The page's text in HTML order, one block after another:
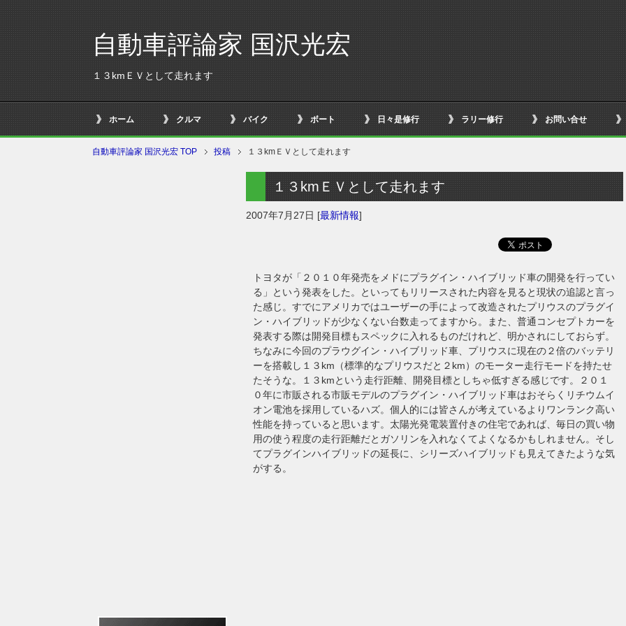
自動車評論家 国沢光宏
１３kmＥＶとして走れます
ホーム クルマ バイク ボート 日々是修行 ラリー修行 お問い合せ
自動車評論家 国沢光宏 TOP 投稿 １３kmＥＶとして走れます
１３kmＥＶとして走れます
2007年7月27日 [最新情報]
トヨタが「２０１０年発売をメドにプラグイン・ハイブリッド車の開発を行ってい
る」という発表をした。といってもリリースされた内容を見ると現状の追認と言っ
た感じ。すでにアメリカではユーザーの手によって改造されたプリウスのプラグイ
ン・ハイブリッドが少なくない台数走ってますから。また、普通コンセプトカーを
発表する際は開発目標もスペックに入れるものだけれど、明かされにしておらず。
ちなみに今回のプラウグイン・ハイブリッド車、プリウスに現在の２倍のバッテリ
ーを搭載し１３km（標準的なプリウスだと２km）のモーター走行モードを持たせ
たそうな。１３kmという走行距離、開発目標としちゃ低すぎる感じです。２０１
０年に市販される市販モデルのプラグイン・ハイブリッド車はおそらくリチウムイ
オン電池を採用しているハズ。個人的には皆さんが考えているよりワンランク高い
性能を持っていると思います。太陽光発電装置付きの住宅であれば、毎日の買い物
用の使う程度の走行距離だとガソリンを入れなくてよくなるかもしれません。そし
てプラグインハイブリッドの延長に、シリーズハイブリッドも見えてきたような気
がする。